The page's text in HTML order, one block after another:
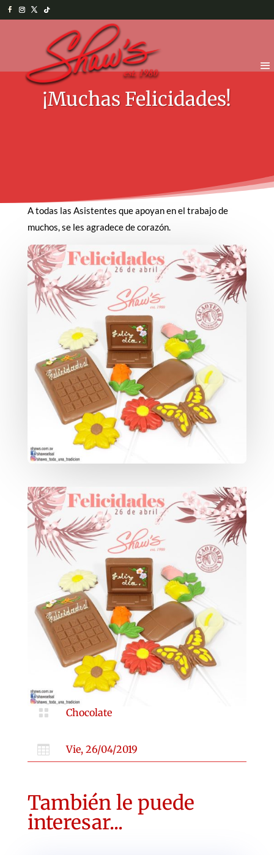
¡Muchas Felicidades!
A todas las Asistentes que apoyan en el trabajo de
muchos, se les agradece de corazón.
 Chocolate
 Vie, 26/04/2019
También le puede
interesar...